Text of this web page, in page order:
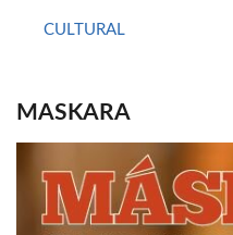
CULTURAL
MASKARA